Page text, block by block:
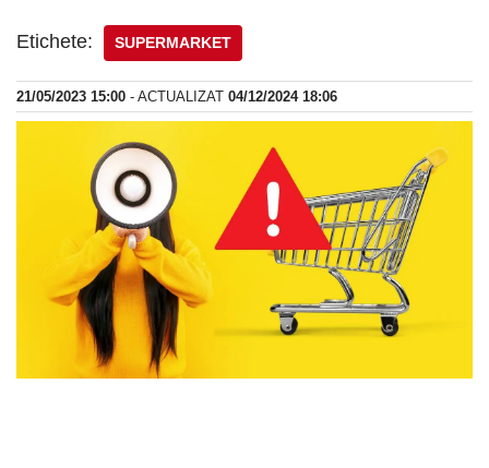
Etichete: SUPERMARKET
21/05/2023 15:00 - ACTUALIZAT 04/12/2024 18:06